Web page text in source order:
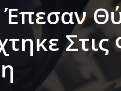
Έπεσαν